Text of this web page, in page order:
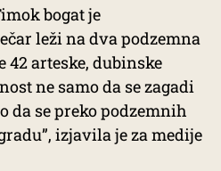
bogat je
leži na dva podzemna
42 arteske, dubinske
ne samo da se zagadi
da se preko podzemnih
izjavila je za medije